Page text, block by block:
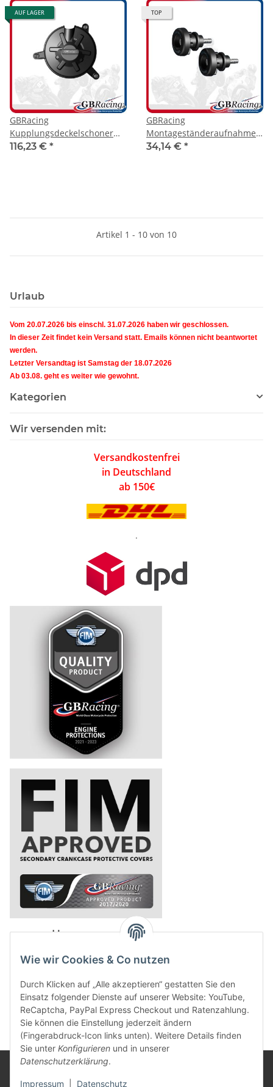
Wie wir Cookies & Co nutzen
Durch Klicken auf „Alle akzeptieren“ gestatten Sie den
Einsatz folgender Dienste auf unserer Website: YouTube,
ReCaptcha, PayPal Express Checkout und Ratenzahlung.
Sie können die Einstellung jederzeit ändern
(Fingerabdruck-Icon links unten). Weitere Details finden
Sie unter Konfigurieren und in unserer
Datenschutzerklärung.
Impressum Datenschutz
AUF LAGER
GBRacing
Kupplungsdeckelschoner
Aprilia RSV4 09-26
116,23 € *
TOP
GBRacing
Montageständeraufnahme
mit Protektor M6
34,14 € *
Artikel 1 - 10 von 10
Urlaub
Vom 20.07.2026 bis einschl. 31.07.2026 haben wir geschlossen.
In dieser Zeit findet kein Versand statt. Emails können nicht beantwortet
werden.
Letzter Versandtag ist Samstag der 18.07.2026
Ab 03.08. geht es weiter wie gewohnt.
Kategorien
Wir versenden mit:
Versandkostenfrei
in Deutschland
ab 150€
.
powered by
Rechtliches